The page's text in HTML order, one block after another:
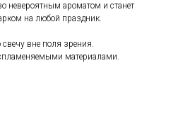
невероятным ароматом и станет
на любой праздник.
вне поля зрения.
материалами.